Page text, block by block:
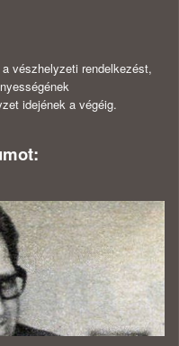
vészhelyzeti rendelkezést,
idejének a végéig.